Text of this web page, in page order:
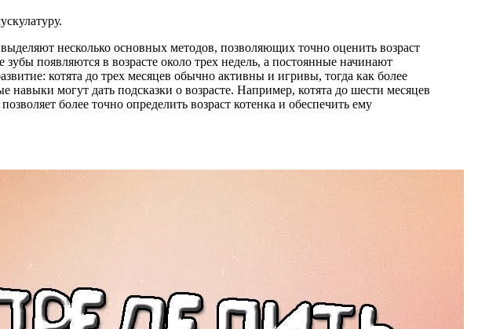
несколько основных методов, позволяющих точно оценить возраст
появляются в возрасте около трех недель, а постоянные начинают
котята до трех месяцев обычно активны и игривы, тогда как более
могут дать подсказки о возрасте. Например, котята до шести месяцев
более точно определить возраст котенка и обеспечить ему